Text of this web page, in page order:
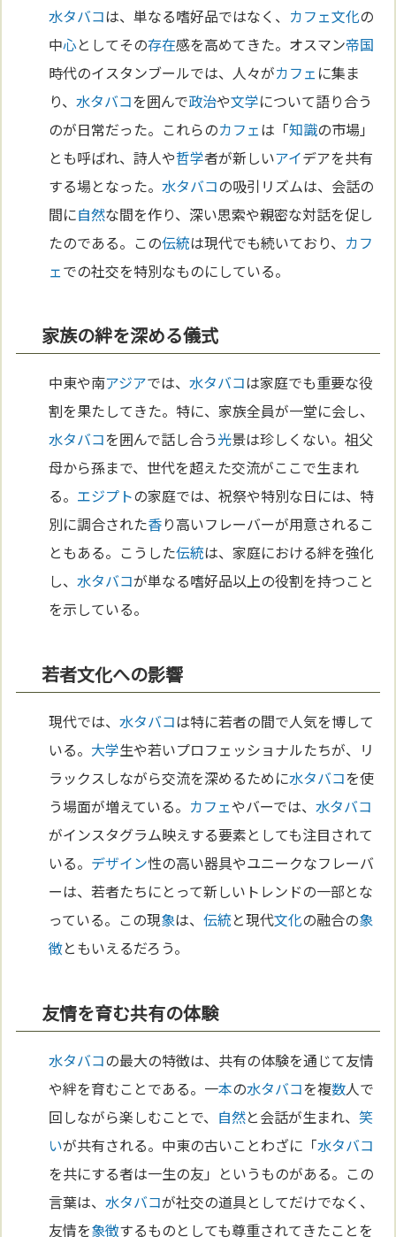
水タバコは、単なる嗜好品ではなく、 カフェ文化の
中心としてその存在感を高めてきた。オスマン帝国
時代のイスタンブールでは、人々がカフェ に集ま
り、水タバコを囲んで政治や文学について語り合う
のが日常だった。これらのカフェは「知識の市場」
とも呼ばれ、詩人や哲学者が新しいアイデアを共有
する場となった。水タバコの吸引リズムは、会話の
間に自然な間を作り、深い思索や親密な対話を促し
たのである。この伝統は現代でも続いており、 カフ
ェでの社交を特別なものにしている。
家族の絆を深める儀式
中東や南アジアでは、水タバコは家庭でも重要な役
割を果たしてきた。特に、家族全員が一堂に会し、
水タバコを囲んで話し合う光景は珍しくない。祖父
母から孫まで、世代を超えた交流がここで生まれ
る。 エジプトの家庭では、祝祭や特別な日には、特
別に調合された香り高いフレーバーが用意されるこ
ともある。こうした伝統は、家庭における絆を強化
し、水タバコが単なる嗜好品以上の役割を持つこと
を示している。
若者文化への影響
現代では、水タバコは特に若者の間で人気を博して
いる。 大学生や若いプロフェッショナルたちが、リ
ラックスしながら交流を深めるために水タバコを使
う場面が増えている。 カフェやバーでは、水タバコ
がインスタグラム映えする要素としても注目されて
いる。 デザイン性の高い器具やユニークなフレーバ
ーは、若者たちにとって新しいトレンドの一部とな
っている。この現象は、伝統と現代文化の融合の象
徴ともいえるだろう。
友情を育む共有の体験
水タバコの最大の特徴は、共有の体験を通じて友情
や絆を育むことである。一本の水タバコを複数人で
回しながら楽しむことで、 自然と会話が生まれ、笑
いが共有される。中東の古いことわざに「水タバコ
を共にする者は一生の友」というものがある。この
言葉は、水タバコが社交の道具としてだけでなく、
友情を象徴するものとしても尊重されてきたことを